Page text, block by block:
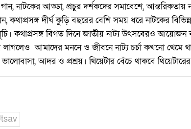
নাটকের আড্ডা, প্রচুর দর্শকদের সমাবেশে, আন্তরিকতায়
কথাপ্রসঙ্গ দীর্ঘ কুড়ি বছরের বেশি সময় ধরে নাটকের
কথাপ্রসঙ্গ বিগত দিনে জাতীয় নাট্য উৎসবেরও
লাগলেও আমাদের মননে ও জীবনে নাট্য চর্চা কখনো থেমে
আদর ও প্রশ্রয়। থিয়েটার বেঁচে থাকবে